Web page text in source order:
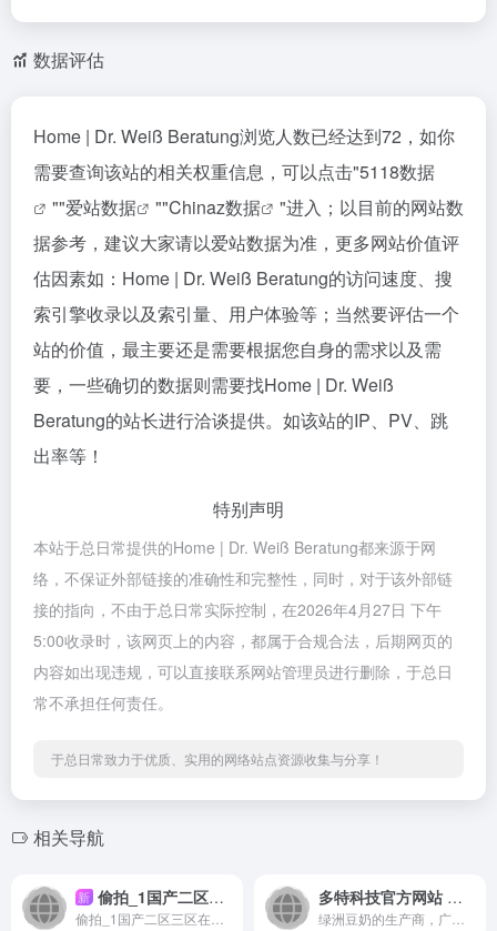
数据评估
Home | Dr. Weiß Beratung浏览人数已经达到72，如你
需要查询该站的相关权重信息，可以点击"5118数据
""爱站数据 ""Chinaz数据
"进入；以目前的网站数
据参考，建议大家请以爱站数据为准，更多网站价值评
估因素如：Home | Dr. Weiß Beratung的访问速度、搜
索引擎收录以及索引量、用户体验等；当然要评估一个
站的价值，最主要还是需要根据您自身的需求以及需
要，一些确切的数据则需要找Home | Dr. Weiß
Beratung的站长进行洽谈提供。如该站的IP、PV、跳
出率等！
特别声明
本站于总日常提供的Home | Dr. Weiß Beratung都来源于网
络，不保证外部链接的准确性和完整性，同时，对于该外部链
接的指向，不由于总日常实际控制，在2026年4月27日 下午
5:00收录时，该网页上的内容，都属于合规合法，后期网页的
内容如出现违规，可以直接联系网站管理员进行删除，于总日
常不承担任何责任。
于总日常致力于优质、实用的网络站点资源收集与分享！
相关导航
新 偷拍_1国产二区三区在线,亚洲一二三四区视频,人类性交过程动漫,sp趴床脱裙子内裤打屁股小说,《性船》2未删减电影 多特科技官方网站 广西饮料厂 广西食品厂 广西酸嘢多特科技 绿洲豆奶的生产商 绿洲饮料 – 绿洲豆奶官方网站